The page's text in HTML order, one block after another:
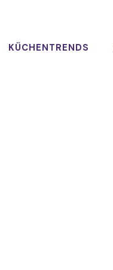
KÜCHENTRENDS